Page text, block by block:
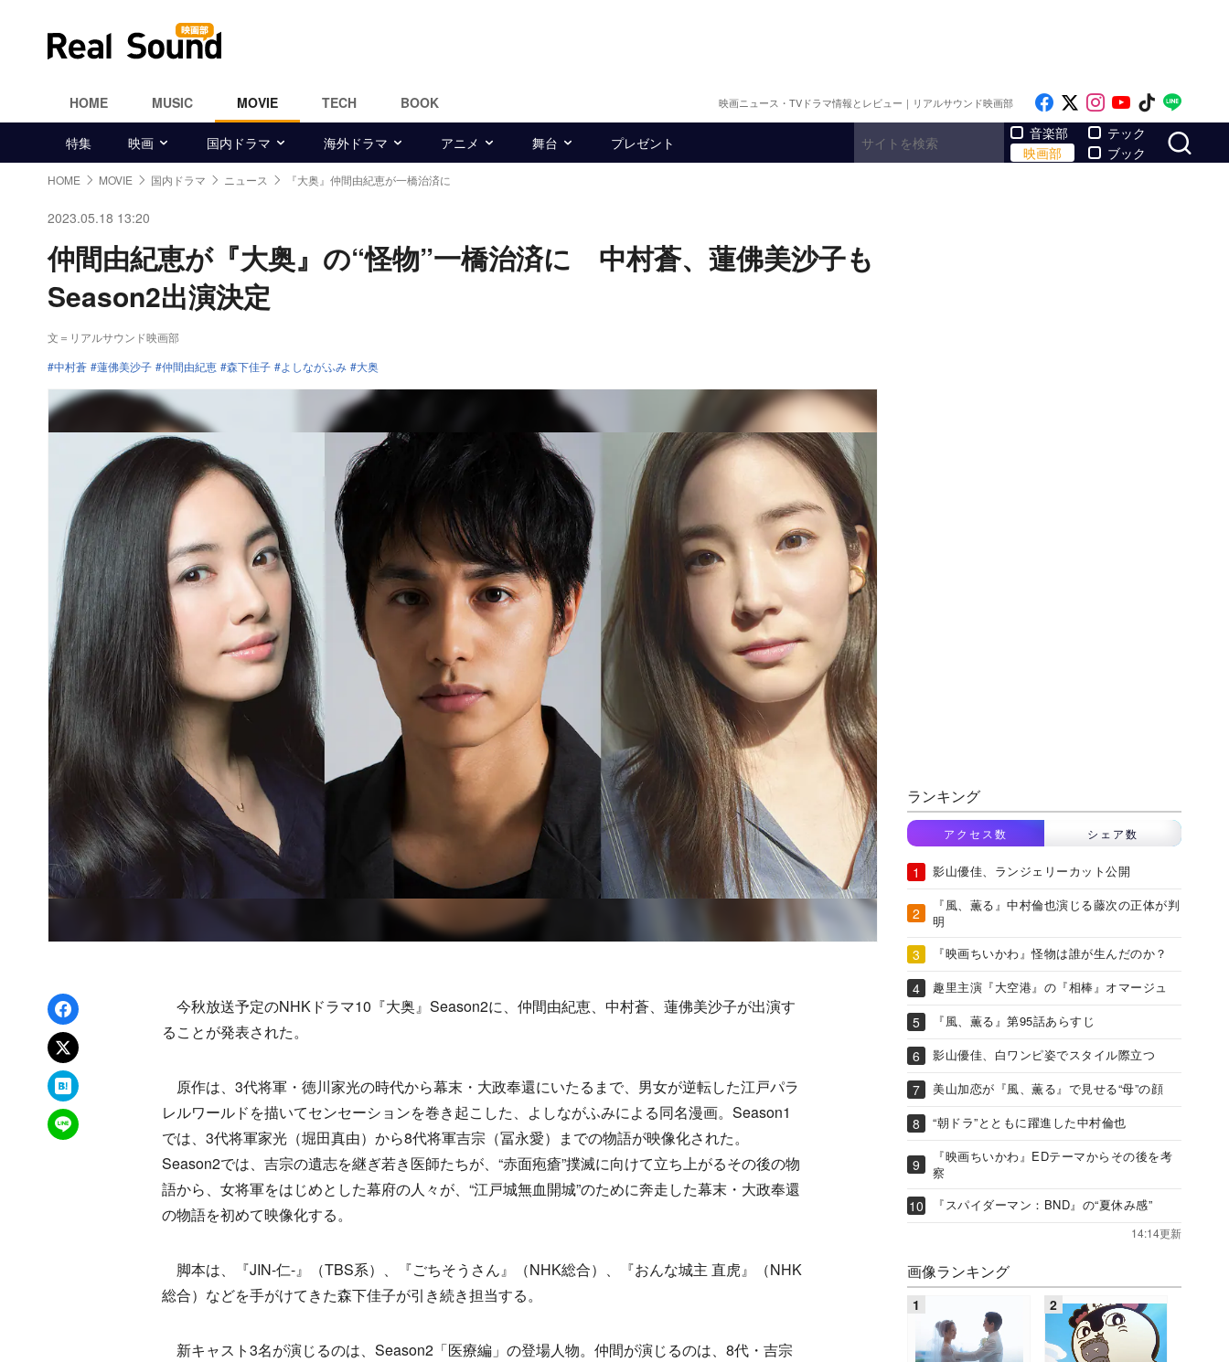
HOME MUSIC MOVIE TECH BOOK 映画ニュース・TVドラマ情報とレビュー｜リアルサウンド映画部 Like on Facebook
Follow on x
Follow on
Follow on
Follow
特集 映画 国内ドラマ 海外ドラマ アニメ 舞台 プレゼント
音楽部
映画部
テック
ブック
HOME MOVIE 国内ドラマ ニュース 『大奥』仲間由紀恵が一橋治済に
2023.05.18 13:20
仲間由紀恵が『大奥』の“怪物”一橋治済に 中村蒼、蓮佛美沙子も
Season2出演決定
文＝リアルサウンド映画部
中村蒼
蓮佛美沙子 仲間由紀恵 森下佳子 よしながふみ 大奥
Facebookでシェア
xでポスト
はてなブックマーク
LINEで送る
今秋放送予定のNHKドラマ10『大奥』Season2に、仲間由紀恵、中村蒼、蓮佛美沙子が出演す
ることが発表された。
原作は、3代将軍・徳川家光の時代から幕末・大政奉還にいたるまで、男女が逆転した江戸パラ
レルワールドを描いてセンセーションを巻き起こした、よしながふみによる同名漫画。Season1
では、3代将軍家光（堀田真由）から8代将軍吉宗（冨永愛）までの物語が映像化された。
Season2では、吉宗の遺志を継ぎ若き医師たちが、“赤面疱瘡”撲滅に向けて立ち上がるその後の物
語から、女将軍をはじめとした幕府の人々が、“江戸城無血開城”のために奔走した幕末・大政奉還
の物語を初めて映像化する。
脚本は、『JIN-仁-』（TBS系）、『ごちそうさん』（NHK総合）、『おんな城主 直虎』（NHK
総合）などを手がけてきた森下佳子が引き続き担当する。
新キャスト3名が演じるのは、Season2「医療編」の登場人物。仲間が演じるのは、8代・吉宗
ランキング
アクセス数 シェア数
影山優佳、ランジェリーカット公開
『風、薫る』中村倫也演じる藤次の正体が判
明
『映画ちいかわ』怪物は誰が生んだのか？
趣里主演『大空港』の『相棒』オマージュ
『風、薫る』第95話あらすじ
影山優佳、白ワンピ姿でスタイル際立つ
美山加恋が『風、薫る』で見せる“母”の顔
“朝ドラ”とともに躍進した中村倫也
『映画ちいかわ』EDテーマからその後を考
察
『スパイダーマン：BND』の“夏休み感”
14:14更新
画像ランキング